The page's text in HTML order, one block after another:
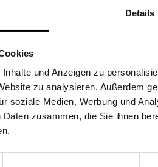
Details
und Anzeigen zu
zu analysieren. Außerdem
soziale Medien, Werbung und
zusammen, die Sie ihnen